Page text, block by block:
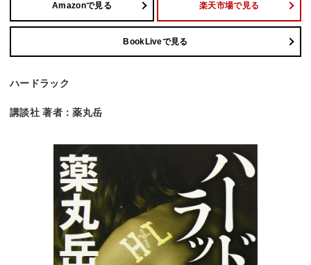
Amazonで見る 楽天市場で見る
BookLiveで見る
ハードラック
講談社 著者：薬丸岳